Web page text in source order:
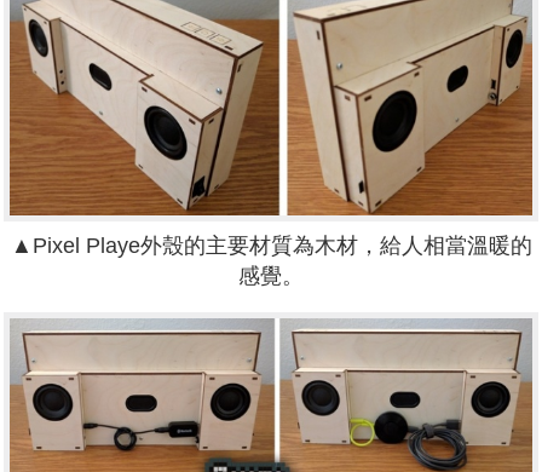
▲Pixel Playe外殼的主要材質為木材，給人相當溫暖的
感覺。